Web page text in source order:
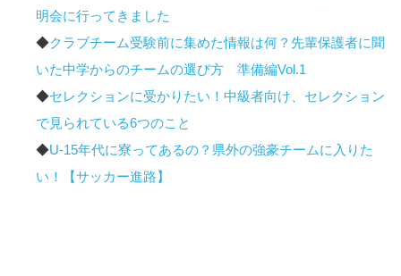
明会に行ってきました
◆クラブチーム受験前に集めた情報は何？先輩保護者に聞
いた中学からのチームの選び方 準備編Vol.1
◆セレクションに受かりたい！中級者向け、セレクション
で見られている6つのこと
◆U-15年代に寮ってあるの？県外の強豪チームに入りた
い！【サッカー進路】